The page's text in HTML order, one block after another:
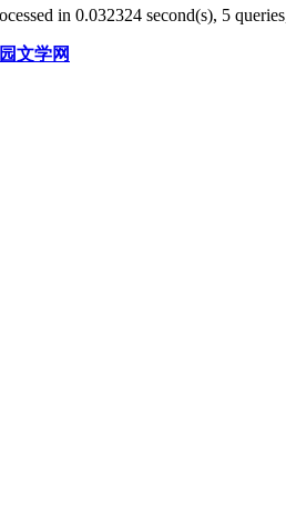
in 0.032324 second(s), 5
文学网